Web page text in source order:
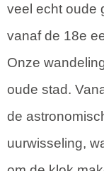
veel echt oude
vanaf de 18e
Onze
oude stad.
de
uurwisseling,